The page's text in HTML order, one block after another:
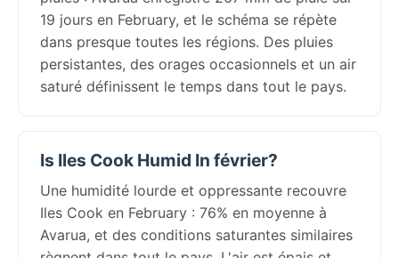
19 jours en February, et le schéma se répète
dans presque toutes les régions. Des pluies
persistantes, des orages occasionnels et un air
saturé définissent le temps dans tout le pays.
Is Iles Cook Humid In février?
Une humidité lourde et oppressante recouvre
Iles Cook en February : 76% en moyenne à
Avarua, et des conditions saturantes similaires